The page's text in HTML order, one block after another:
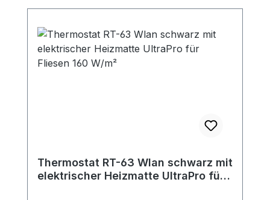
Thermostat RT-63 Wlan schwarz mit
elektrischer Heizmatte UltraPro für